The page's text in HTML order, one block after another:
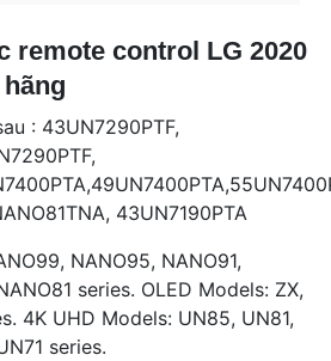
remote control LG 2020
: 43UN7290PTF,
43UN7190PTA
NANO95, NANO91,
series. OLED Models: ZX,
4K UHD Models: UN85, UN81,
series.